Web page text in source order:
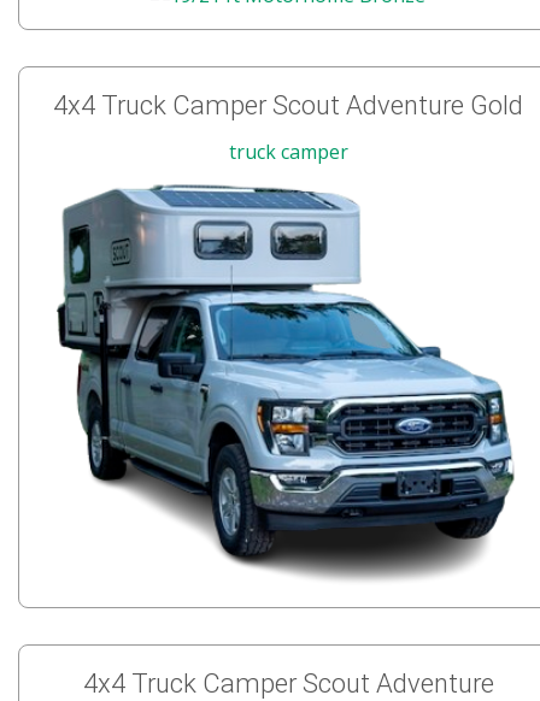
4x4 Truck Camper Scout Adventure Gold
truck camper
4x4 Truck Camper Scout Adventure